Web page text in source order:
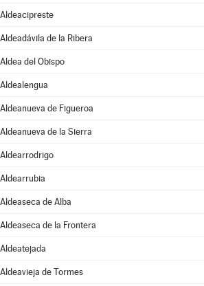
Aldeacipreste
Aldeadávila de la Ribera
Aldea del Obispo
Aldealengua
Aldeanueva de Figueroa
Aldeanueva de la Sierra
Aldearrodrigo
Aldearrubia
Aldeaseca de Alba
Aldeaseca de la Frontera
Aldeatejada
Aldeavieja de Tormes